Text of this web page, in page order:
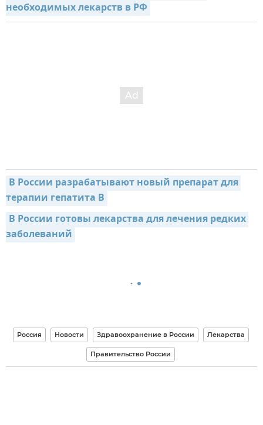
необходимых лекарств в РФ
В России разрабатывают новый препарат для
терапии гепатита В
В России готовы лекарства для лечения редких
заболеваний
Россия Новости Здравоохранение в России Лекарства
Правительство России